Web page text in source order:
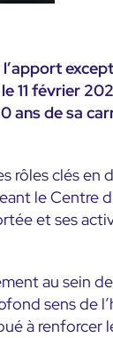
11 février
ans de sa
rôles clés en
le Centre
et ses
au sein
sens de
à renforcer